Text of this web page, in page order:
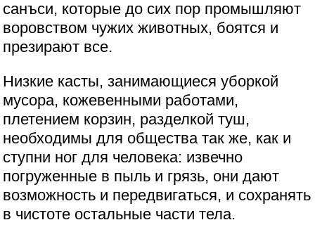
санъси, которые до сих пор промышляют
воровством чужих животных, боятся и
презирают все.
Низкие касты, занимающиеся уборкой
мусора, кожевенными работами,
плетением корзин, разделкой туш,
необходимы для общества так же, как и
ступни ног для человека: извечно
погруженные в пыль и грязь, они дают
возможность и передвигаться, и сохранять
в чистоте остальные части тела.